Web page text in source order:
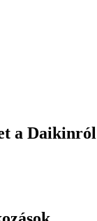
a Daikinról